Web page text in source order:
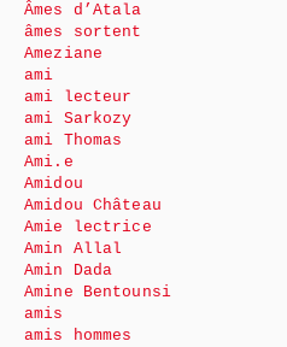
Âmes d’Atala
âmes sortent
Ameziane
ami
ami lecteur
ami Sarkozy
ami Thomas
Ami.e
Amidou
Amidou Château
Amie lectrice
Amin Allal
Amin Dada
Amine Bentounsi
amis
amis hommes